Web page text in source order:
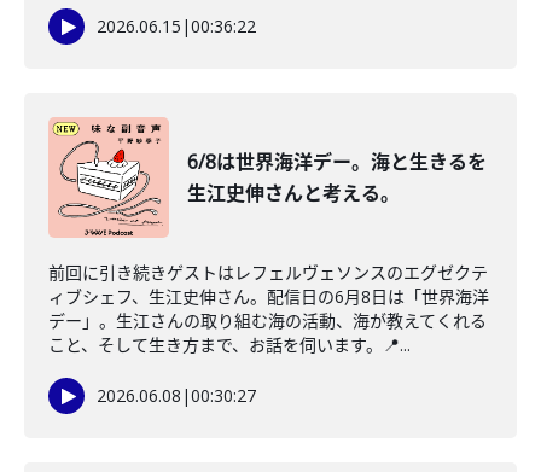
2026.06.15 |00:36:22
6/8は世界海洋デー。海と生きるを
生江史伸さんと考える。
前回に引き続きゲストはレフェルヴェソンスのエグゼクテ
ィブシェフ、生江史伸さん。配信日の6月8日は「世界海洋
デー」。生江さんの取り組む海の活動、海が教えてくれる
こと、そして生き方まで、お話を伺います。📍...
2026.06.08 |00:30:27